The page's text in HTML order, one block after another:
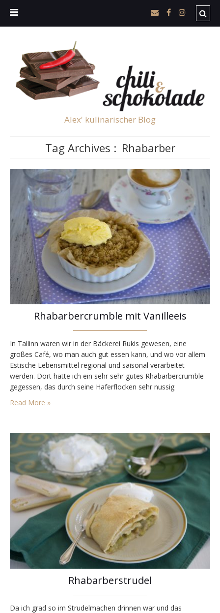
Alex' kulinarischer Blog
Tag Archives : Rhabarber
Rhabarbercrumble mit Vanilleeis
In Tallinn waren wir in der Bäckerei Rukis gewesen, eine
großes Café, wo man auch gut essen kann, und wo vor allem
Estische Lebensmittel regional und saisonal verarbeitet
werden. Dort hatte ich ein sehr sehr gutes Rhabarbercrumble
gegessen, das durch seine Haferflocken sehr nussig
geschmeckt hat. So ein Rhabarbercrumble habe ich nun
nachgebacken. Das Café Rukis liegt in der Viru,…
Read More »
Rhabarberstrudel
Da ich grad so im Strudelmachen drinnen war und das